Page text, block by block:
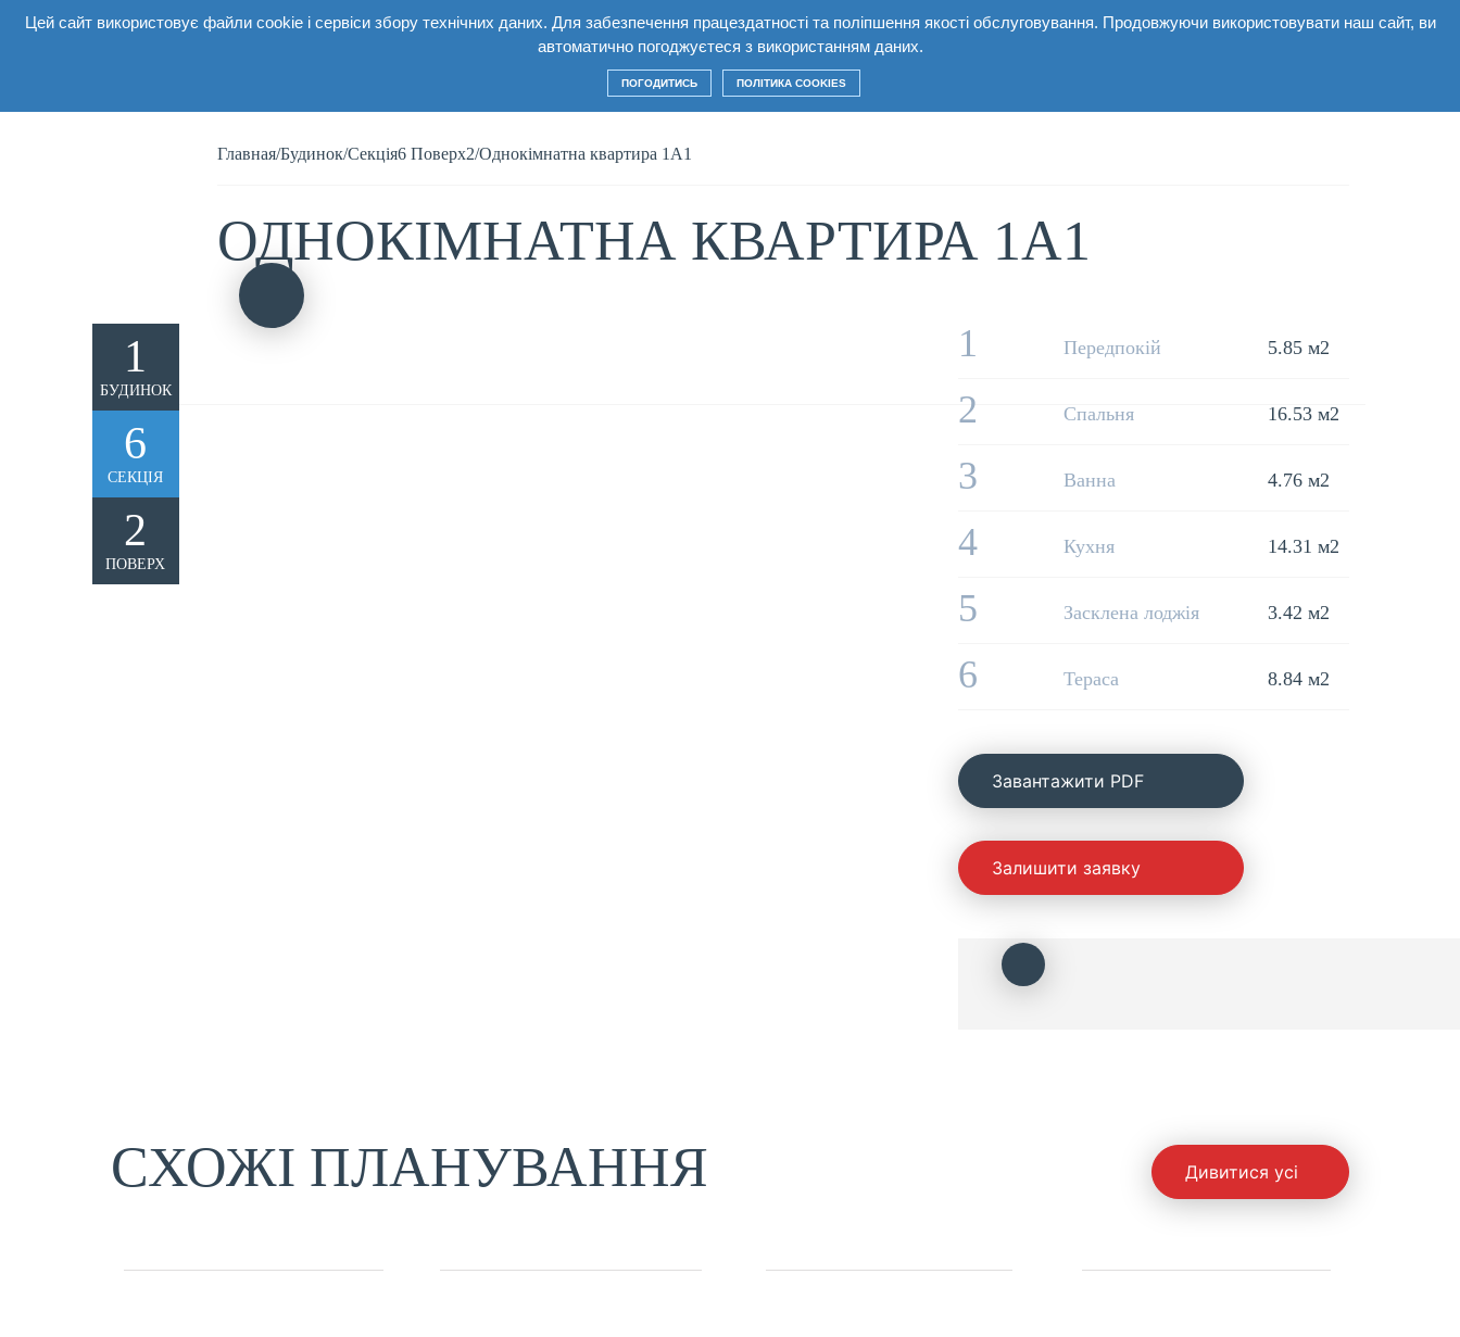
Цей сайт використовує файли cookie і сервіси збору технічних даних. Для забезпечення працездатності та поліпшення якості обслуговування. Продовжуючи використовувати наш сайт, ви
автоматично погоджуєтеся з використанням даних.
ПОГОДИТИСЬ ПОЛІТИКА COOKIES
Про комплекс Квартири Умови Будівництво
Главная/Будинок/Секція6 Поверх2/Однокімнатна квартира 1А1
ОДНОКІМНАТНА КВАРТИРА 1А1
1
БУДИНОК
6
СЕКЦІЯ
2
ПОВЕРХ
1 Передпокій 5.85 м2
2 Спальня 16.53 м2
3 Ванна 4.76 м2
4 Кухня 14.31 м2
5 Засклена лоджія 3.42 м2
6 Тераса 8.84 м2
Завантажити PDF
Залишити заявку
СХОЖІ ПЛАНУВАННЯ Дивитися усі